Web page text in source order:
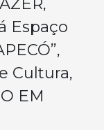
Espaço
Cultura,
EM